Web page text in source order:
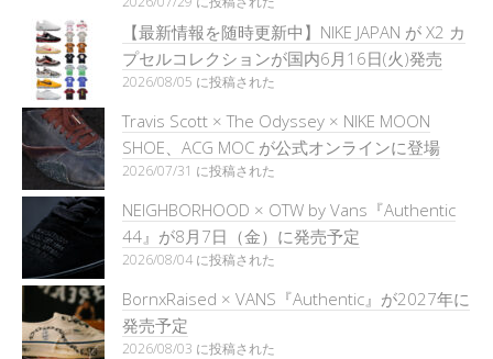
【最新情報を随時更新中】NIKE JAPAN が X2 カ
プセルコレクションが国内6月16日(火)発売
2026/08/05 に投稿された
Travis Scott × The Odyssey × NIKE MOON
SHOE、ACG MOC が公式オンラインに登場
2026/07/31 に投稿された
NEIGHBORHOOD × OTW by Vans『Authentic
44』が8月7日（金）に発売予定
2026/08/04 に投稿された
BornxRaised × VANS『Authentic』が2027年に
発売予定
2026/08/03 に投稿された